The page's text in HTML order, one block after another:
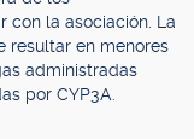
con la asociación. La
resultar en menores
administradas
por CYP3A.